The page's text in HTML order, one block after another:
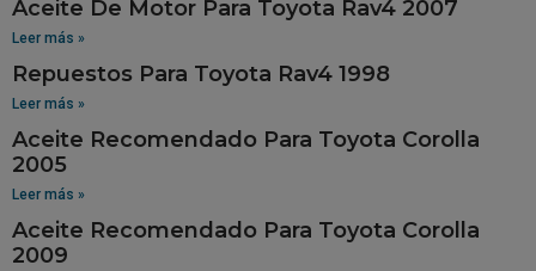
Aceite De Motor Para Toyota Rav4 2007
Leer más »
Repuestos Para Toyota Rav4 1998
Leer más »
Aceite Recomendado Para Toyota Corolla
2005
Leer más »
Aceite Recomendado Para Toyota Corolla
2009